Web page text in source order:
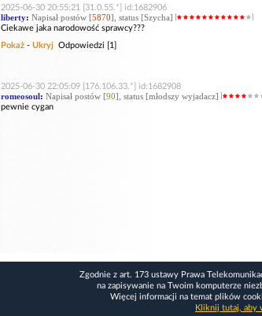
2025-06-30 20:55:21 [31.0.55.*] id:1682906
liberty: Napisał postów [5870], status [Szycha]
Ciekawe jaka narodowość sprawcy???
Pokaż - Ukryj Odpowiedzi [1]
2025-06-30 22:05:09 [176.106.33.*] id:1682908
romeosoul: Napisał postów [90], status [młodszy wyjadacz]
pewnie cygan
Zgodnie z art. 173 ustawy Prawa
na zapisywanie na Twoim komputerze
Więcej informacji na temat plików
Kliknij tutaj, aby